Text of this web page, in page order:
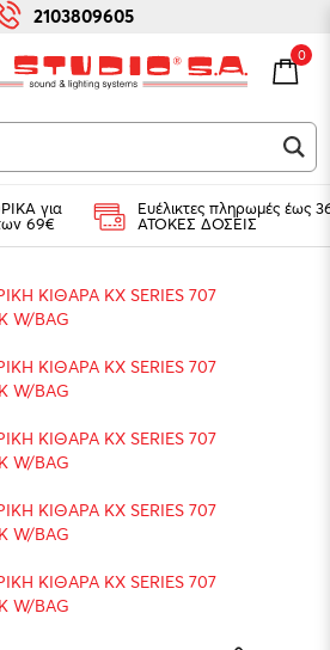
2103809605
0
για
69€
Ευέλικτες πληρωμές έως
ΑΤΟΚΕΣ ΔΟΣΕΙΣ